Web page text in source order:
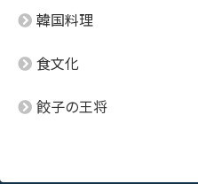
韓国料理
食文化
餃子の王将